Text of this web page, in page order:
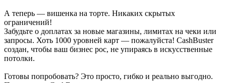
А теперь — вишенка на торте. Никаких скрытых
ограничений!
Забудьте о доплатах за новые магазины, лимитах на чеки или
запросы. Хоть 1000 уровней карт — пожалуйста! CashBuster
создан, чтобы ваш бизнес рос, не упираясь в искусственные
потолки.
Готовы попробовать? Это просто, гибко и реально выгодно.